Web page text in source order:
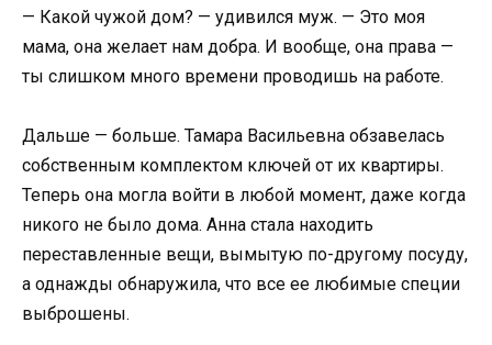
— Какой чужой дом? — удивился муж. — Это моя
мама, она желает нам добра. И вообще, она права —
ты слишком много времени проводишь на работе.
Дальше — больше. Тамара Васильевна обзавелась
собственным комплектом ключей от их квартиры.
Теперь она могла войти в любой момент, даже когда
никого не было дома. Анна стала находить
переставленные вещи, вымытую по-другому посуду,
а однажды обнаружила, что все ее любимые специи
выброшены.